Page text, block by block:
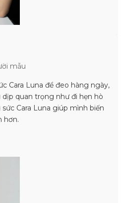
mẫu
Cara Luna để đeo hàng ngày,
quan trọng như đi hẹn hò
sức Cara Luna giúp mình biến
hơn.